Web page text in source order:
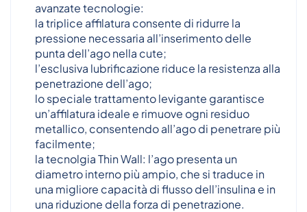
avanzate tecnologie:
la triplice affilatura consente di ridurre la
pressione necessaria all’inserimento delle
punta dell’ago nella cute;
l’esclusiva lubrificazione riduce la resistenza alla
penetrazione dell’ago;
lo speciale trattamento levigante garantisce
un’affilatura ideale e rimuove ogni residuo
metallico, consentendo all’ago di penetrare più
facilmente;
la tecnolgia Thin Wall: l’ago presenta un
diametro interno più ampio, che si traduce in
una migliore capacità di flusso dell’insulina e in
una riduzione della forza di penetrazione.